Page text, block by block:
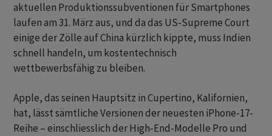
aktuellen Produktionssubventionen für Smartphones
laufen am 31. März aus, und da das US-Supreme Court
einige der Zölle auf China kürzlich kippte, muss Indien
schnell handeln, um kostentechnisch
wettbewerbsfähig zu bleiben.
Apple, das seinen Hauptsitz in Cupertino, Kalifornien,
hat, lässt sämtliche Versionen der neuesten iPhone-17-
Reihe – einschliesslich der High-End-Modelle Pro und